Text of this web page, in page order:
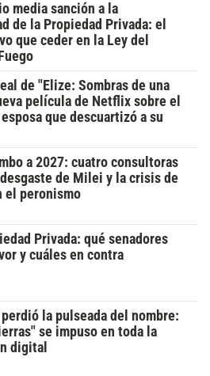
media sanción a la
de la Propiedad Privada: el
que ceder en la Ley del
de "Elize: Sombras de una
película de Netflix sobre el
que descuartizó a su
a 2027: cuatro consultoras
de Milei y la crisis de
el peronismo
Privada: qué senadores
y cuáles en contra
la pulseada del nombre:
se impuso en toda la
digital